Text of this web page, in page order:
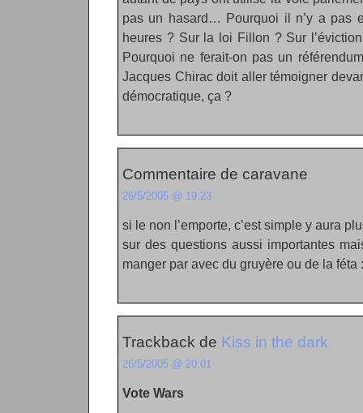
pas un hasard… Pourquoi il n’y a pas
heures ? Sur la loi Fillon ? Sur
Pourquoi ne ferait-on pas un
Jacques Chirac doit aller témoigner
démocratique, ça ?
Commentaire de caravane
26/5/2005 @ 19:23
si le non l’emporte, c’est simple y aura
sur des questions aussi importantes
manger par avec du gruyère ou de la
Trackback de Kiss in the dark
26/5/2005 @ 20:01
Vote Wars